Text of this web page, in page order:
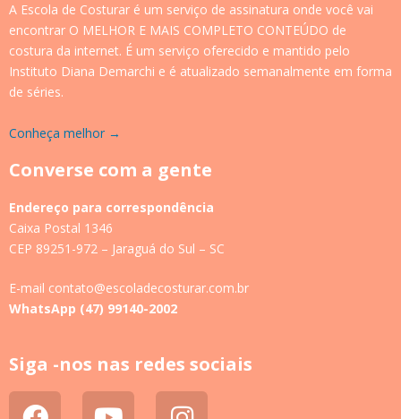
A Escola de Costurar é um serviço de assinatura onde você vai
encontrar O MELHOR E MAIS COMPLETO CONTEÚDO de
costura da internet. É um serviço oferecido e mantido pelo
Instituto Diana Demarchi e é atualizado semanalmente em forma
de séries.
Conheça melhor →
Converse com a gente
Endereço para correspondência
Caixa Postal 1346
CEP 89251-972 – Jaraguá do Sul – SC
E-mail contato@escoladecosturar.com.br
WhatsApp (47) 99140-2002
Siga -nos nas redes sociais